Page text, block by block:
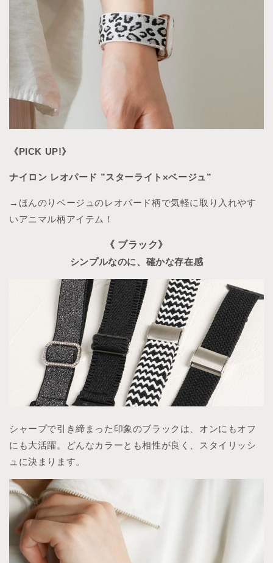
《PICK UP!》
ナイロン レオパード ”スターライト×ベージュ”
→ほんのりベージュのレオパード柄で気軽に取り入れやす
いアニマル柄アイテム！
《 ブラック》
シンプルなのに、確かな存在感
シャープで引き締まった印象のブラックは、オンにもオフ
にも大活躍。どんなカラーとも相性が良く、スタイリッシ
ュに決まります。